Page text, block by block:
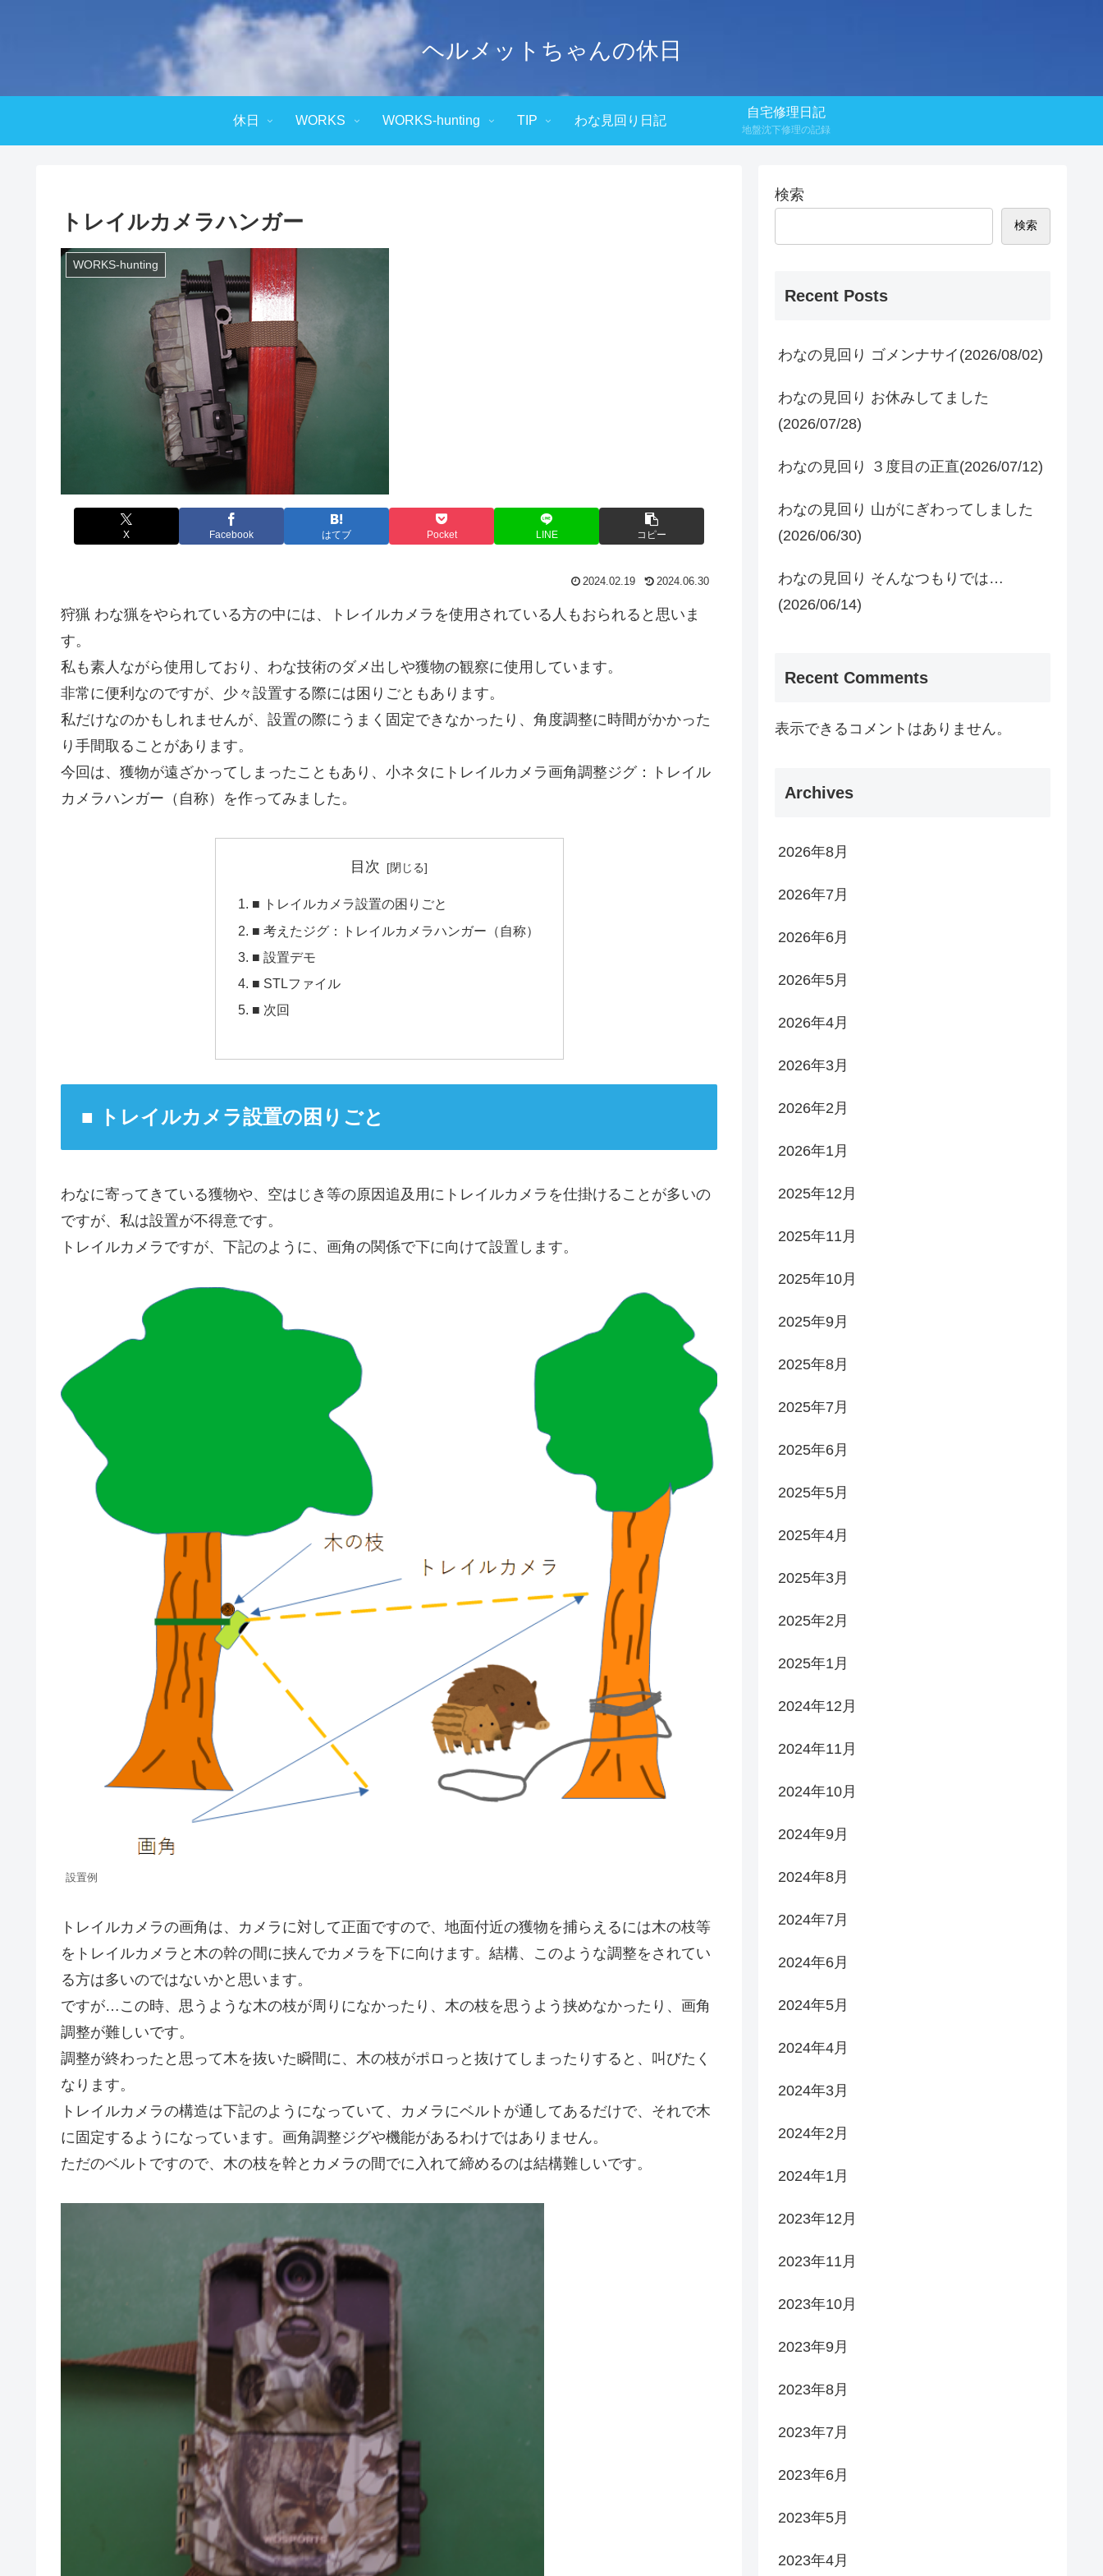
ヘルメットちゃんの休日
休日 WORKS WORKS-hunting TIP わな見回り日記
自宅修理日記
地盤沈下修理の記録
トレイルカメラハンガー
WORKS-hunting
X Facebook はてブ Pocket LINE コピー
2024.02.19 2024.06.30
狩猟 わな猟をやられている方の中には、トレイルカメラを使用されている人もおられると思いま
す。
私も素人ながら使用しており、わな技術のダメ出しや獲物の観察に使用しています。
非常に便利なのですが、少々設置する際には困りごともあります。
私だけなのかもしれませんが、設置の際にうまく固定できなかったり、角度調整に時間がかかった
り手間取ることがあります。
今回は、獲物が遠ざかってしまったこともあり、小ネタにトレイルカメラ画角調整ジグ：トレイル
カメラハンガー（自称）を作ってみました。
目次
■ トレイルカメラ設置の困りごと
■ 考えたジグ：トレイルカメラハンガー（自称）
■ 設置デモ
■ STLファイル
■ 次回
■ トレイルカメラ設置の困りごと
わなに寄ってきている獲物や、空はじき等の原因追及用にトレイルカメラを仕掛けることが多いの
ですが、私は設置が不得意です。
トレイルカメラですが、下記のように、画角の関係で下に向けて設置します。
設置例
トレイルカメラの画角は、カメラに対して正面ですので、地面付近の獲物を捕らえるには木の枝等
をトレイルカメラと木の幹の間に挟んでカメラを下に向けます。結構、このような調整をされてい
る方は多いのではないかと思います。
ですが…この時、思うような木の枝が周りになかったり、木の枝を思うよう挟めなかったり、画角
調整が難しいです。
調整が終わったと思って木を抜いた瞬間に、木の枝がポロっと抜けてしまったりすると、叫びたく
なります。
トレイルカメラの構造は下記のようになっていて、カメラにベルトが通してあるだけで、それで木
に固定するようになっています。画角調整ジグや機能があるわけではありません。
ただのベルトですので、木の枝を幹とカメラの間でに入れて締めるのは結構難しいです。
検索
検索
Recent Posts
わなの見回り ゴメンナサイ(2026/08/02)
わなの見回り お休みしてました
(2026/07/28)
わなの見回り ３度目の正直(2026/07/12)
わなの見回り 山がにぎわってしました
(2026/06/30)
わなの見回り そんなつもりでは…
(2026/06/14)
Recent Comments
表示できるコメントはありません。
Archives
2026年8月
2026年7月
2026年6月
2026年5月
2026年4月
2026年3月
2026年2月
2026年1月
2025年12月
2025年11月
2025年10月
2025年9月
2025年8月
2025年7月
2025年6月
2025年5月
2025年4月
2025年3月
2025年2月
2025年1月
2024年12月
2024年11月
2024年10月
2024年9月
2024年8月
2024年7月
2024年6月
2024年5月
2024年4月
2024年3月
2024年2月
2024年1月
2023年12月
2023年11月
2023年10月
2023年9月
2023年8月
2023年7月
2023年6月
2023年5月
2023年4月